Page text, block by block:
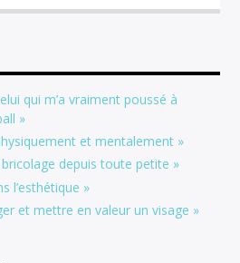
qui m’a vraiment poussé à
»
et mentalement »
bricolage depuis toute petite »
l’esthétique »
et mettre en valeur un visage »